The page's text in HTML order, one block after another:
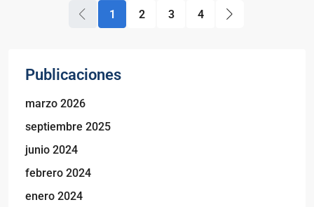
1 2 3 4
Publicaciones
marzo 2026
septiembre 2025
junio 2024
febrero 2024
enero 2024